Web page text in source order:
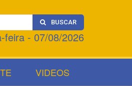
BUSCAR
feira - 07/08/2026
VIDEOS